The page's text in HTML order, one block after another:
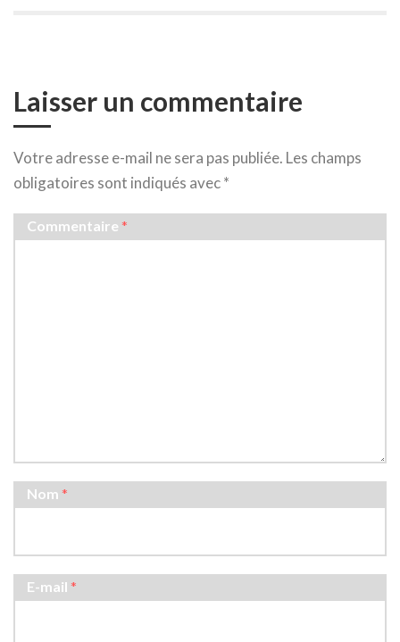
Laisser un commentaire
Votre adresse e-mail ne sera pas publiée. Les champs
obligatoires sont indiqués avec*
Commentaire *
Nom *
E-mail *